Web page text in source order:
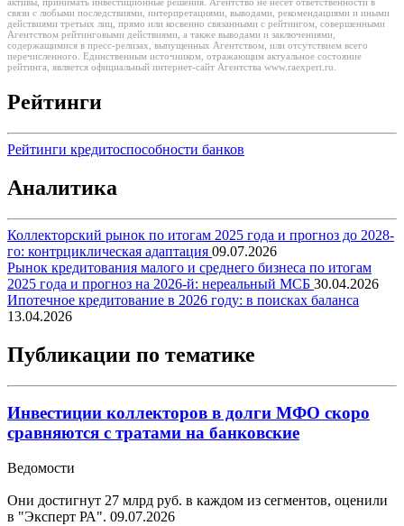
связи с любыми последствиями, интерпретациями, выводами, рекомендациями и иными
действиями третьих лиц, прямо или косвенно связанными с рейтингом, совершенными
Агентством рейтинговыми действиями, а также выводами и заключениями,
содержащимися в пресс-релизах, выпущенных Агентством, или отсутствием всего
перечисленного. Единственным источником, отражающим актуальное состояние
рейтинга, является официальный интернет-сайт Агентства www.raexpert.ru.
Рейтинги
Рейтинги кредитоспособности банков
Аналитика
Коллекторский рынок по итогам 2025 года и прогноз до 2028-
го: контрциклическая адаптация 09.07.2026
Рынок кредитования малого и среднего бизнеса по итогам
2025 года и прогноз на 2026-й: нереальный МСБ 30.04.2026
Ипотечное кредитование в 2026 году: в поисках баланса
13.04.2026
Публикации по тематике
Инвестиции коллекторов в долги МФО скоро
сравняются с тратами на банковские
Ведомости
Они достигнут 27 млрд руб. в каждом из сегментов, оценили
в "Эксперт РА". 09.07.2026